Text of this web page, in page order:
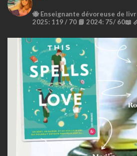
🐝Enseignante dévoreuse de
2025: 119 / 70 📘 2024: 75/ 60📖